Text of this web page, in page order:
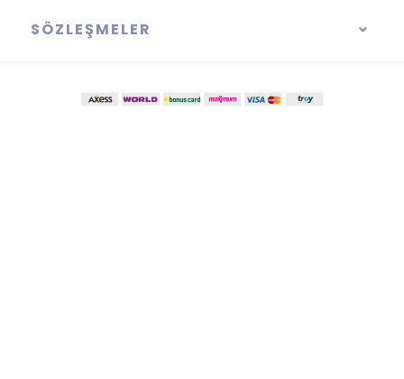
SÖZLEŞMELER